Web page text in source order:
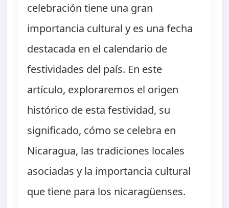
celebración tiene una gran
importancia cultural y es una fecha
destacada en el calendario de
festividades del país. En este
artículo, exploraremos el origen
histórico de esta festividad, su
significado, cómo se celebra en
Nicaragua, las tradiciones locales
asociadas y la importancia cultural
que tiene para los nicaragüenses.